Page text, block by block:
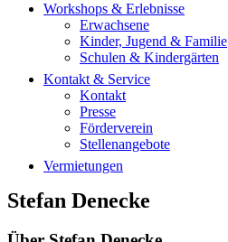
Workshops & Erlebnisse
Erwachsene
Kinder, Jugend & Familie
Schulen & Kindergärten
Kontakt & Service
Kontakt
Presse
Förderverein
Stellenangebote
Vermietungen
Stefan Denecke